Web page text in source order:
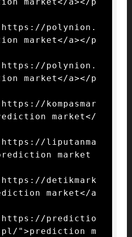
polynion.
market</a></p
polynion.
market</a></p
kompasmar
market</
liputanma
market
detikmark
market</a
predictio
">prediction m